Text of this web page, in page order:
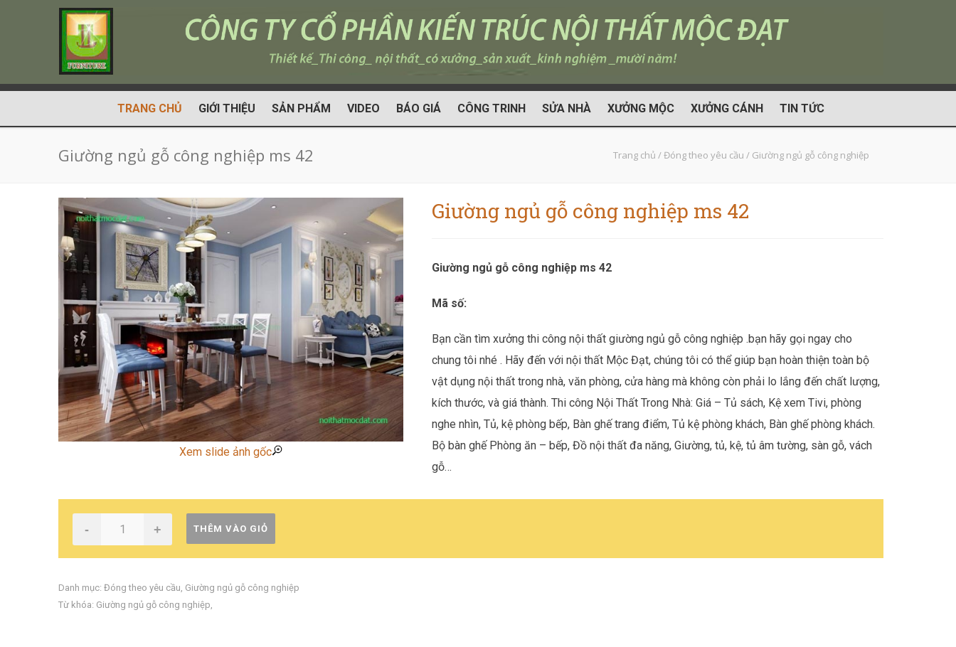
TRANG CHỦ GIỚI THIỆU SẢN PHẨM VIDEO BÁO GIÁ CÔNG TRINH SỬA NHÀ XƯỞNG MỘC XƯỞNG CÁNH TIN TỨC
Giường ngủ gỗ công nghiệp ms 42 Trang chủ /Đóng theo yêu cầu / Giường ngủ gỗ công nghiệp
Xem slide ảnh gốc
Giường ngủ gỗ công nghiệp ms 42
Giường ngủ gỗ công nghiệp ms 42
Mã số:
Bạn cần tìm xưởng thi công nội thất giường ngủ gỗ công nghiệp .bạn hãy gọi ngay cho
chung tôi nhé . Hãy đến với nội thất Mộc Đạt, chúng tôi có thể giúp bạn hoàn thiện toàn bộ
vật dụng nội thất trong nhà, văn phòng, cửa hàng mà không còn phải lo lắng đến chất lượng,
kích thước, và giá thành. Thi công Nội Thất Trong Nhà: Giá – Tủ sách, Kệ xem Tivi, phòng
nghe nhìn, Tủ, kệ phòng bếp, Bàn ghế trang điểm, Tủ kệ phòng khách, Bàn ghế phòng khách.
Bộ bàn ghế Phòng ăn – bếp, Đồ nội thất đa năng, Giường, tủ, kệ, tủ âm tường, sàn gỗ, vách
gỗ…
- + THÊM VÀO GIỎ
Danh mục: Đóng theo yêu cầu, Giường ngủ gỗ công nghiệp
Từ khóa: Giường ngủ gỗ công nghiệp,